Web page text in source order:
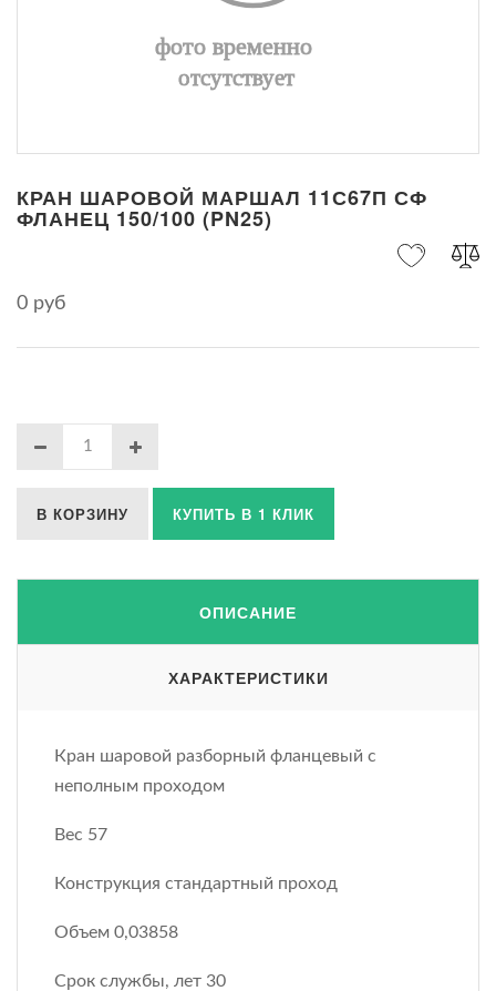
КРАН ШАРОВОЙ МАРШАЛ 11С67П СФ
ФЛАНЕЦ 150/100 (PN25)
0 руб
В КОРЗИНУ КУПИТЬ В 1 КЛИК
ОПИСАНИЕ
ХАРАКТЕРИСТИКИ
Кран шаровой разборный фланцевый с
неполным проходом
Вес 57
Конструкция стандартный проход
Объем 0,03858
Срок службы, лет 30